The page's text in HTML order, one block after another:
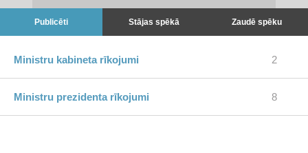
Publicēti Stājas spēkā Zaudē spēku
Ministru kabineta rīkojumi 2
Ministru prezidenta rīkojumi 8